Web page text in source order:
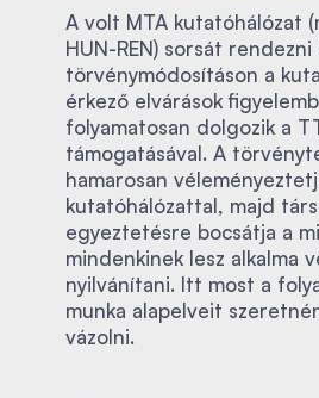
A volt MTA kutatóhálózat
HUN-REN) sorsát rendezni
törvénymódosításon a
érkező elvárások
folyamatosan dolgozik a
támogatásával. A
hamarosan
kutatóhálózattal, majd
egyeztetésre bocsátja a
mindenkinek lesz alkalma
nyilvánítani. Itt most a
munka alapelveit
vázolni.